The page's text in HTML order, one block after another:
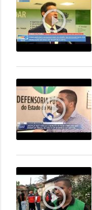
play_circle_outline
play_circle_outline
play_circle_outline